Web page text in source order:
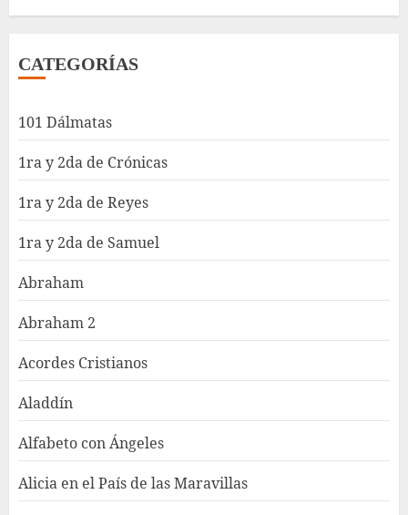
CATEGORÍAS
101 Dálmatas
1ra y 2da de Crónicas
1ra y 2da de Reyes
1ra y 2da de Samuel
Abraham
Abraham 2
Acordes Cristianos
Aladdín
Alfabeto con Ángeles
Alicia en el País de las Maravillas